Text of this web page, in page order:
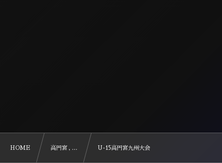
HOME 高円宮 , … U-15高円宮九州大会